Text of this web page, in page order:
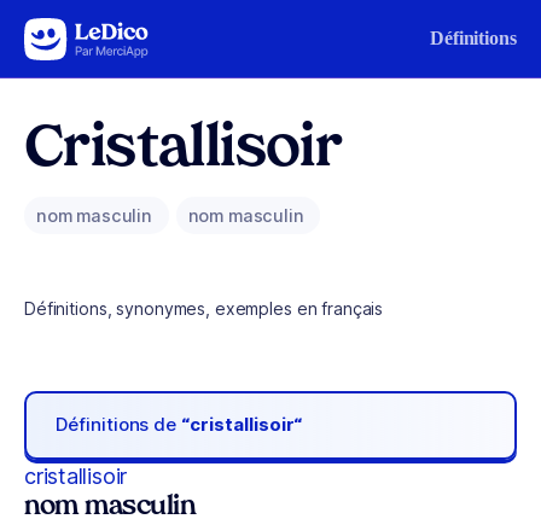
Aller au contenu Définitions
Cristallisoir
nom masculin nom masculin
Définitions, synonymes, exemples en français
Définitions de “cristallisoir“
cristallisoir
nom masculin